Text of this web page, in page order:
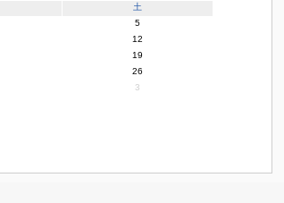
土
5
12
19
26
3